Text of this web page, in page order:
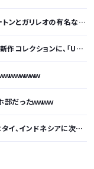
ャツ＆トートバッグが発売されました【QurioStore】
、「UNDYED」の素材が採用
ｗｗｗｗｗｗ
だったｗｗｗｗ
次いで3位ランクイン アゴダ調べ